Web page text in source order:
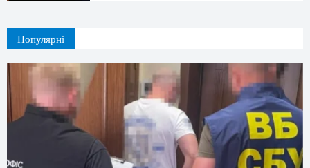
Популярні